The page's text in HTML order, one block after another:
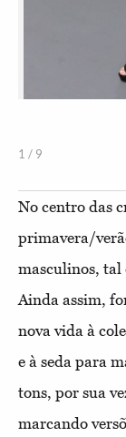
1 / 9
No centro das
primavera/
masculinos, tal
Ainda assim,
nova vida à
e à seda para
tons, por sua
marcando